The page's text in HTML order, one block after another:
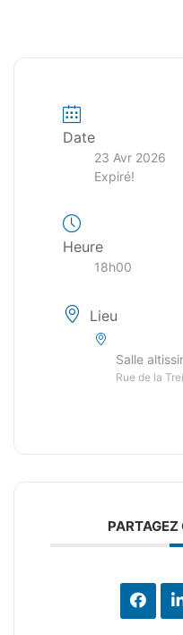
Date
23 Avr 2026
Expiré!
Heure
18h00
Lieu
Salle
Rue de la